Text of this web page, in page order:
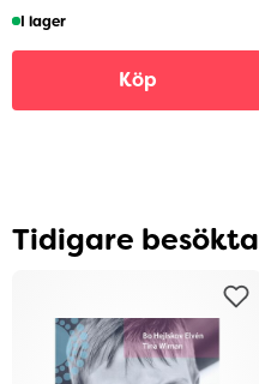
I lager
Köp
Tidigare besökta